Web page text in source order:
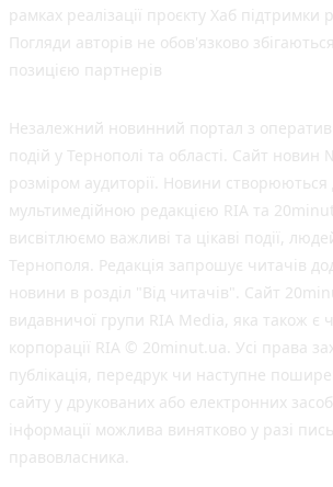
рамках реалізації проєкту Хаб підтримки
Погляди авторів не обов'язково
позицією партнерів
Незалежний новинний портал з
подій у Тернополі та області. Сайт новин
розміром аудиторії. Новини створюються
мультимедійною редакцією RIA та
висвітлюємо важливі та цікаві події,
Тернополя. Редакція запрошує читачів
новини в розділ "Від читачів". Сайт
видавничої групи RIA Media, яка також є
корпорації RIA © 20minut.ua. Усі права
публiкацiя, передрук чи наступне
сайту у друкованих або електронних
інформації можлива винятково у разі
правовласника.